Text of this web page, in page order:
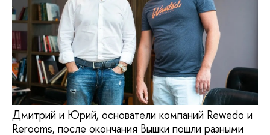
Дмитрий и Юрий, основатели компаний Rewedo и
Rerooms, после окончания Вышки пошли разными